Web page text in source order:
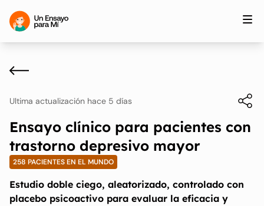
Ultima actualización hace 5 días
Ensayo clínico para pacientes con
trastorno depresivo mayor
258 PACIENTES EN EL MUNDO
Estudio doble ciego, aleatorizado, controlado con
placebo psicoactivo para evaluar la eficacia y